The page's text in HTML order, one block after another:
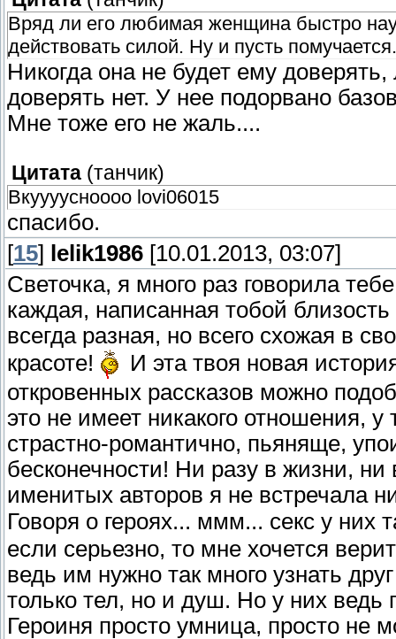
Вряд ли его любимая женщина быстро
действовать силой. Ну и пусть
Никогда она не будет ему
доверять нет. У нее подорвано
Мне тоже его не жаль....
Цитата (танчик)
Вкуууусноооо lovi06015
спасибо.
[15] lelik1986 [10.01.2013, 03:07]
Светочка, я много раз говорила
каждая, написанная тобой
всегда разная, но всего схожая в
красоте!
И эта твоя новая
откровенных рассказов можно
это не имеет никакого отношения,
страстно-романтично, пьяняще,
бесконечности! Ни разу в жизни,
именитых авторов я не встречала
Говоря о героях... ммм... секс у них
если серьезно, то мне хочется
ведь им нужно так много узнать
только тел, но и душ. Но у них ведь
Героиня просто умница, просто не